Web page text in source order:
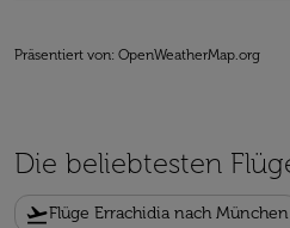
Präsentiert von: OpenWeatherMap.org
Die beliebtesten
flight_takeoffFlüge Errachidia nach München